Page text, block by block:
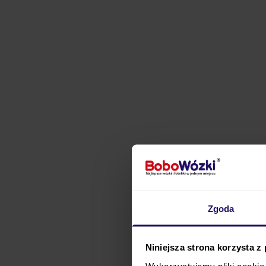
Zgoda
Niniejsza strona korzysta z
możesz wykorzystać